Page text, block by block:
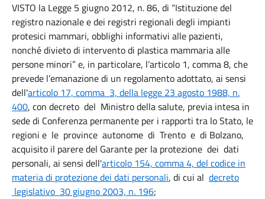
VISTO la Legge 5 giugno 2012, n. 86, di “Istituzione del
registro nazionale e dei registri regionali degli impianti
protesici mammari, obblighi informativi alle pazienti,
nonché divieto di intervento di plastica mammaria alle
persone minori” e, in particolare, l’articolo 1, comma 8, che
prevede l’emanazione di un regolamento adottato, ai sensi
dell'articolo 17, comma 3, della legge 23 agosto 1988, n.
400, con decreto del Ministro della salute, previa intesa in
sede di Conferenza permanente per i rapporti tra lo Stato, le
regioni e le province autonome di Trento e di Bolzano,
acquisito il parere del Garante per la protezione dei dati
personali, ai sensi dell'articolo 154, comma 4, del codice in
materia di protezione dei dati personali, di cui al decreto
legislativo 30 giugno 2003, n. 196;